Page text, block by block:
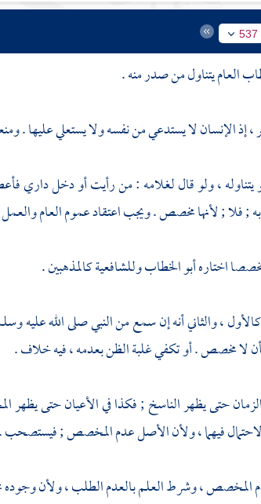
537
العام يتناول من صدر منه .
، إذ الإنسان لا يستدعي من نفسه ولا يستعلي عليها .
يتناوله ، ولو قال لغلامه : من رأيت أو دخل داري
; فلا ; لأنها مخصص . ويجب اعتقاد عموم العام والعمل
اختارهأبو الخطابوللشافعية كالمذهبين .
، والثاني أنه إن سمع من النبي صلى الله
لا مخصص . أو تكفي غلبة الظن بعدمه ، فيه خلاف .
حتى يظهر الناسخ ; فكذا في الأعيان حتى
فيهما ، ولأن الأصل عدم المخصص ; فيستصحب .
المخصص ، وشرط العلم بالعدم الطلب ، ولأن وجوده